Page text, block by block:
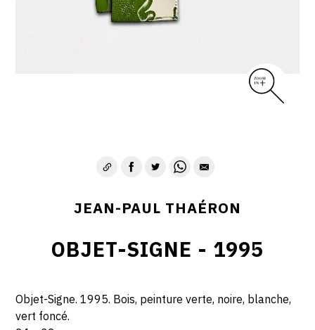
JEAN-PAUL THAÉRON
OBJET-SIGNE - 1995
Objet-Signe. 1995. Bois, peinture verte, noire, blanche,
vert foncé.